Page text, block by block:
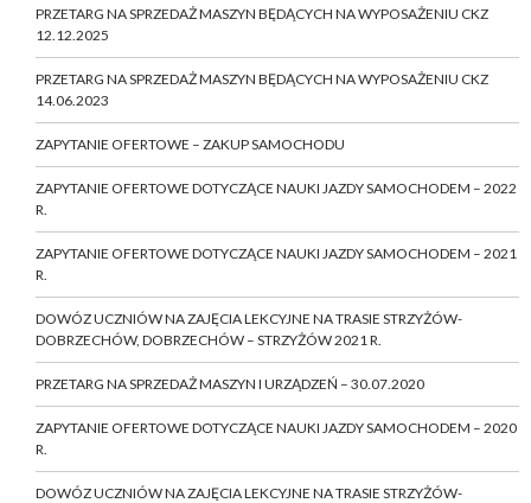
PRZETARG NA SPRZEDAŻ MASZYN BĘDĄCYCH NA WYPOSAŻENIU CKZ
12.12.2025
PRZETARG NA SPRZEDAŻ MASZYN BĘDĄCYCH NA WYPOSAŻENIU CKZ
14.06.2023
ZAPYTANIE OFERTOWE – ZAKUP SAMOCHODU
ZAPYTANIE OFERTOWE DOTYCZĄCE NAUKI JAZDY SAMOCHODEM – 2022
R.
ZAPYTANIE OFERTOWE DOTYCZĄCE NAUKI JAZDY SAMOCHODEM – 2021
R.
DOWÓZ UCZNIÓW NA ZAJĘCIA LEKCYJNE NA TRASIE STRZYŻÓW-
DOBRZECHÓW, DOBRZECHÓW – STRZYŻÓW 2021 R.
PRZETARG NA SPRZEDAŻ MASZYN I URZĄDZEŃ – 30.07.2020
ZAPYTANIE OFERTOWE DOTYCZĄCE NAUKI JAZDY SAMOCHODEM – 2020
R.
DOWÓZ UCZNIÓW NA ZAJĘCIA LEKCYJNE NA TRASIE STRZYŻÓW-